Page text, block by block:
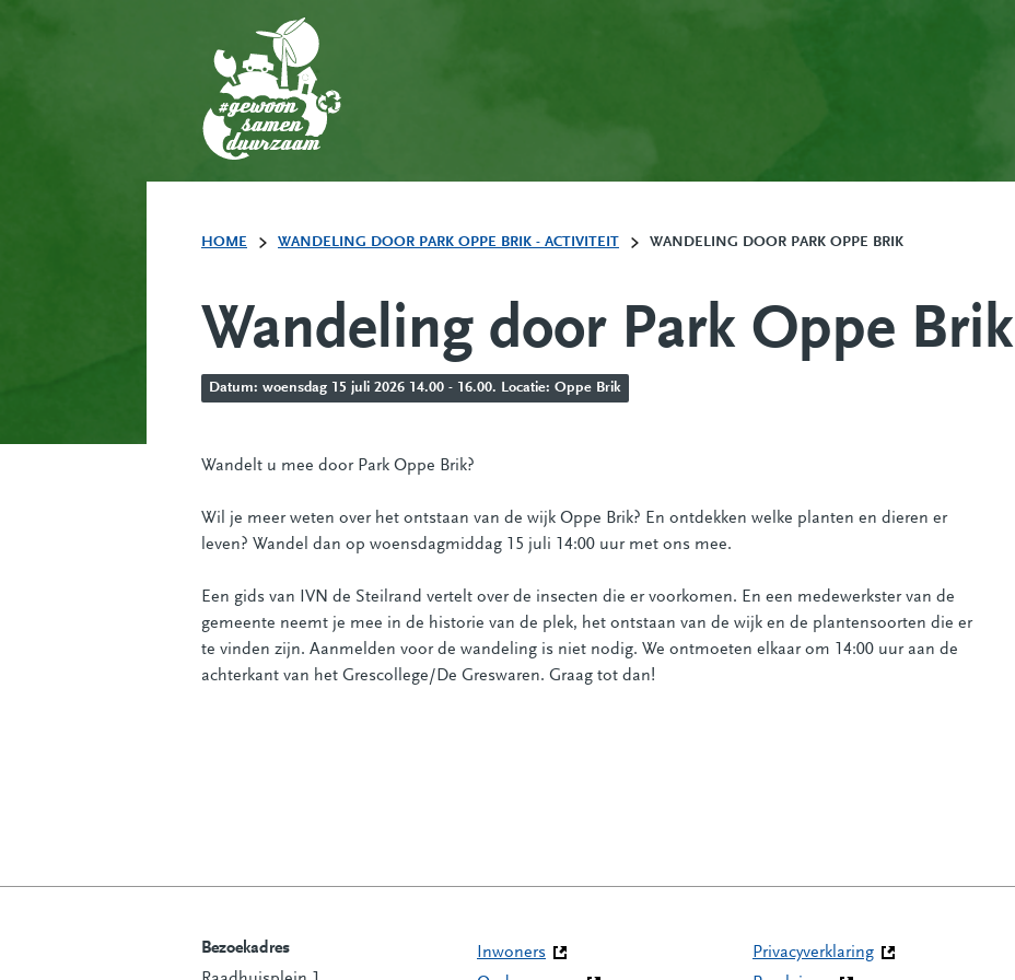
HOME WANDELING DOOR PARK OPPE BRIK - ACTIVITEIT WANDELING DOOR PARK OPPE BRIK
Wandeling door Park Oppe Brik
Datum: woensdag 15 juli 2026 14.00 - 16.00. Locatie: Oppe Brik
Wandelt u mee door Park Oppe Brik?
Wil je meer weten over het ontstaan van de wijk Oppe Brik? En ontdekken welke planten en dieren er
leven? Wandel dan op woensdagmiddag 15 juli 14:00 uur met ons mee.
Een gids van IVN de Steilrand vertelt over de insecten die er voorkomen. En een medewerkster van de
gemeente neemt je mee in de historie van de plek, het ontstaan van de wijk en de plantensoorten die er
te vinden zijn. Aanmelden voor de wandeling is niet nodig. We ontmoeten elkaar om 14:00 uur aan de
achterkant van het Grescollege/De Greswaren. Graag tot dan!
Bezoekadres
Inwoners
Privacyverklaring